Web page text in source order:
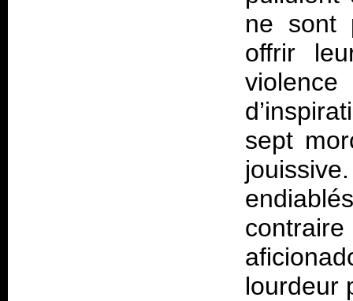
ne sont
offrir
sept
lourdeur